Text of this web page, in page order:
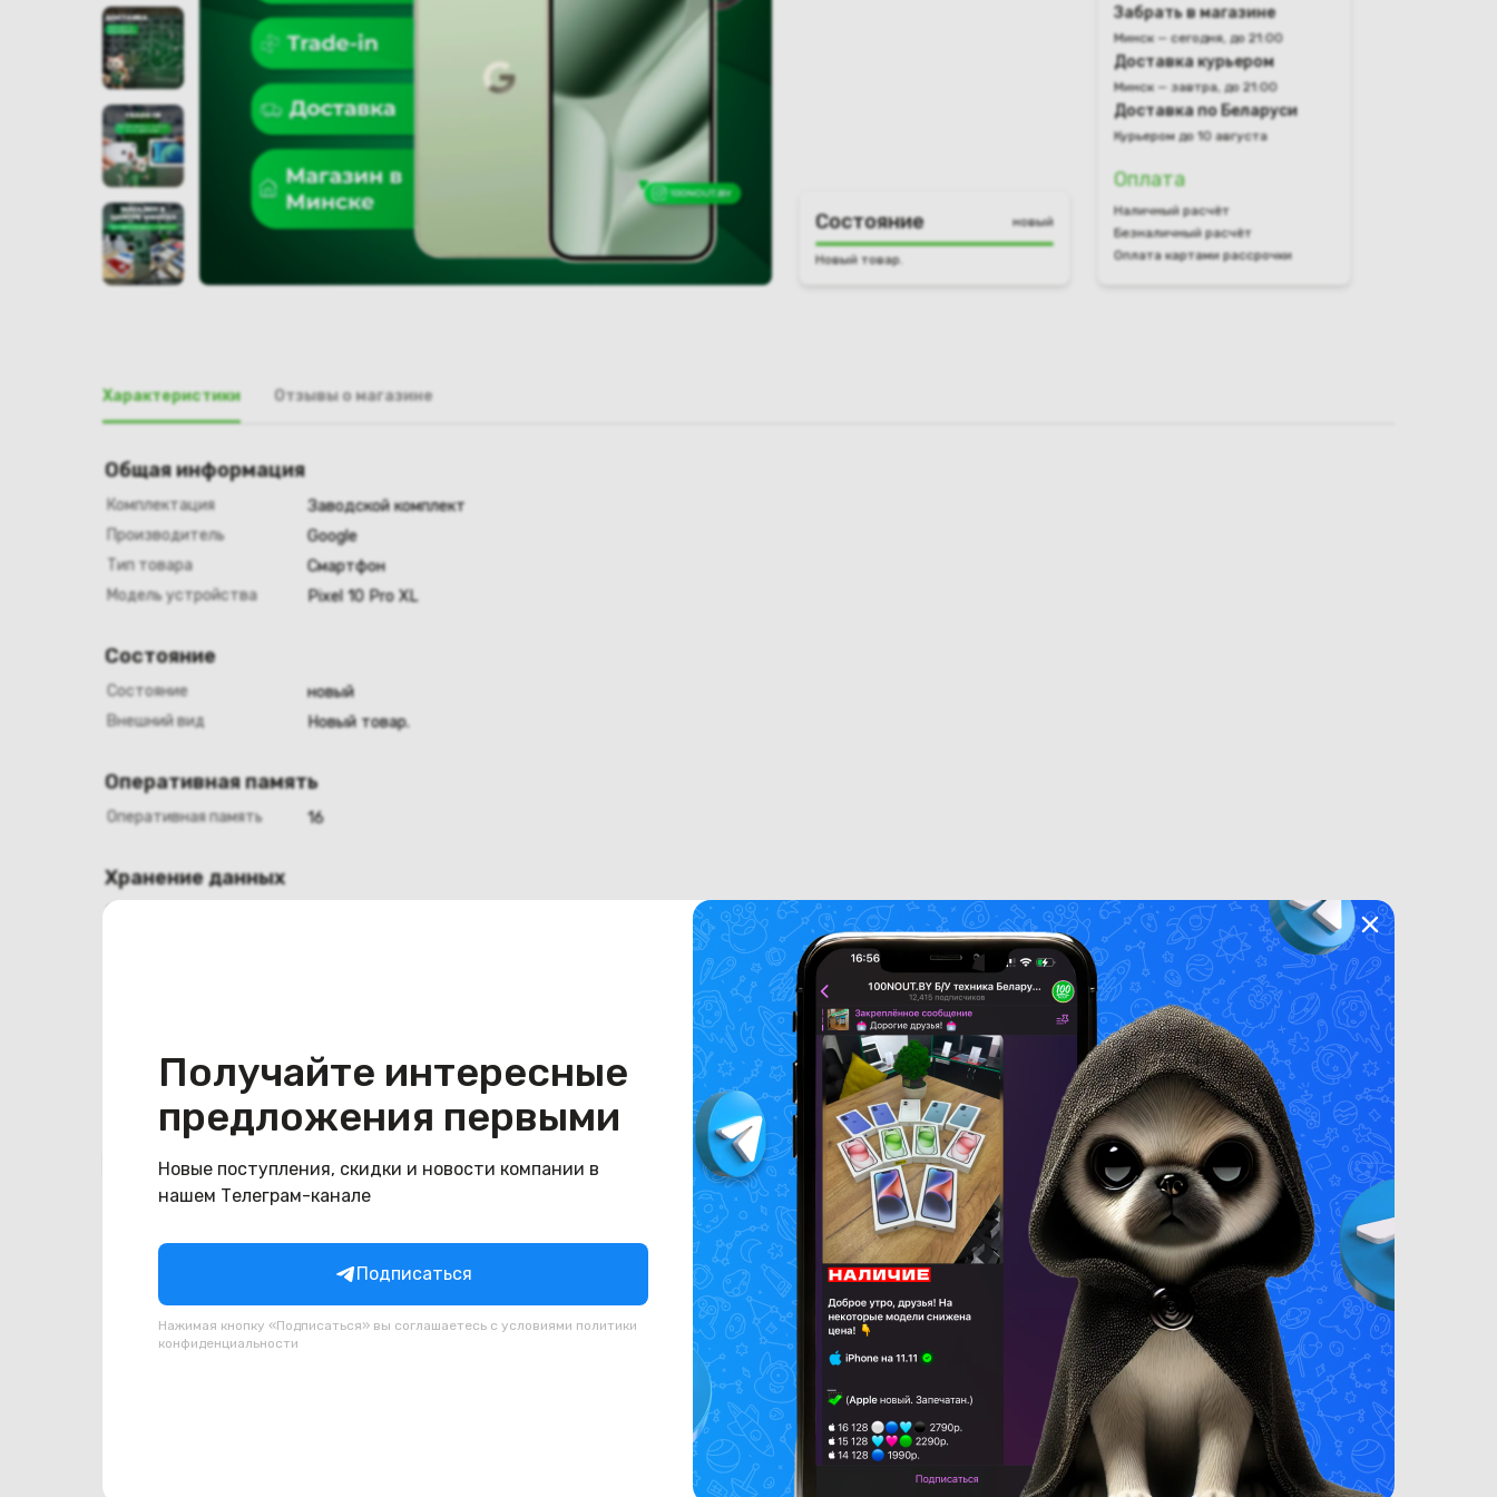
Получайте интересные
предложения первыми
Новые поступления, скидки и новости компании в
нашем Телеграм-канале
Подписаться
Нажимая кнопку «Подписаться» вы соглашаетесь с условиями политики
конфиденциальности
Состояние новый
Новый товар.
Забрать в магазине
Минск — сегодня, до 21:00
Доставка курьером
Минск — завтра, до 21:00
Доставка по Беларуси
Курьером до 10 августа
Оплата
Наличный расчёт
Безналичный расчёт
Оплата картами рассрочки
Характеристики Отзывы о магазине
Общая информация
Комплектация
Заводской комплект
Производитель
Google
Тип товара
Смартфон
Модель устройства
Pixel 10 Pro XL
Состояние
Состояние
новый
Внешний вид
Новый товар.
Оперативная память
Оперативная память 16
Хранение данных
Похожие товары
(новый. запечатан.) Google
(новый. запечатан.) Google
(новый. запечатан.) Google